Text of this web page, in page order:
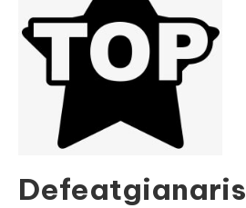
Defeatgianaris